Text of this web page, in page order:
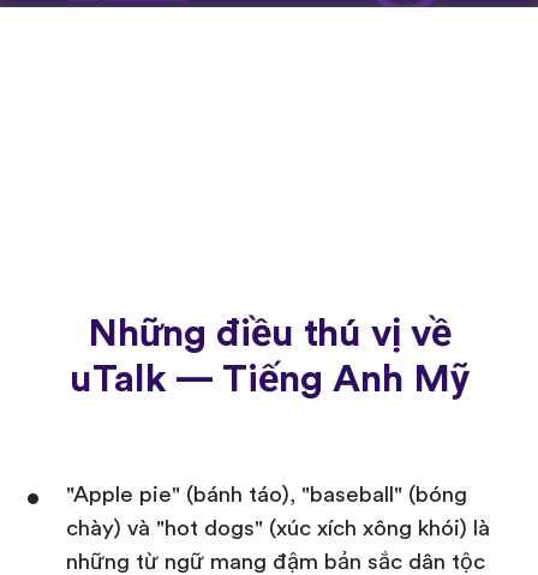
Những điều thú vị về
uTalk — Tiếng Anh Mỹ
"Apple pie" (bánh táo), "baseball" (bóng
chày) và "hot dogs" (xúc xích xông khói) là
những từ ngữ mang đậm bản sắc dân tộc